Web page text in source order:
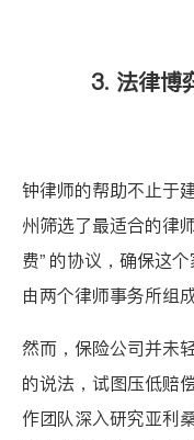
3. 法律博
钟律师的帮助不止于
州筛选了最适合的律
费” 的协议，确保这
由两个律师事务所组
然而，保险公司并未
的说法，试图压低赔
作团队深入研究亚利